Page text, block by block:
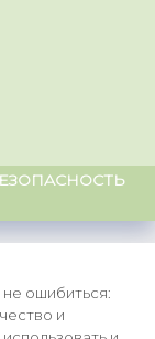
не ошибиться:
и